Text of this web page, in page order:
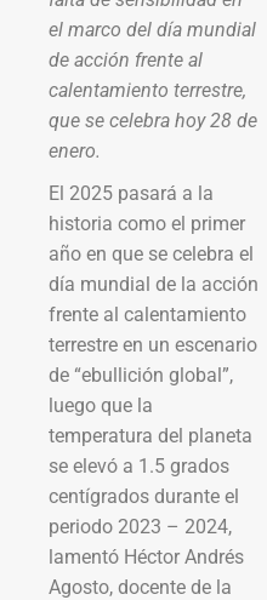
el marco del día mundial
de acción frente al
calentamiento terrestre,
que se celebra hoy 28 de
enero.
El 2025 pasará a la
historia como el primer
año en que se celebra el
día mundial de la acción
frente al calentamiento
terrestre en un escenario
de “ebullición global”,
luego que la
temperatura del planeta
se elevó a 1.5 grados
centígrados durante el
periodo 2023 – 2024,
lamentó Héctor Andrés
Agosto, docente de la